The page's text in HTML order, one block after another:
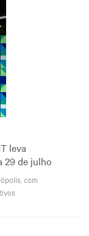
leva
29 de julho
com